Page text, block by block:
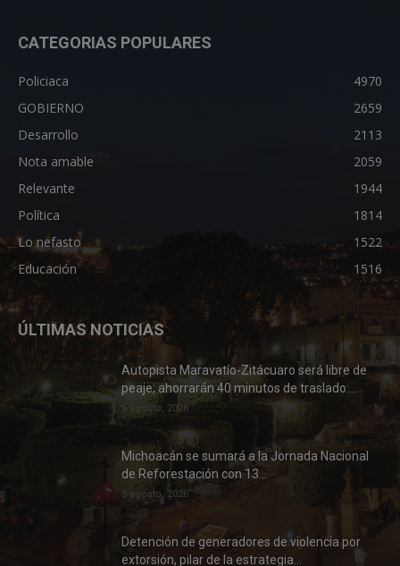
CATEGORIAS POPULARES
Policiaca
4970
GOBIERNO
2659
Desarrollo
2113
Nota amable
2059
Relevante
1944
Política
1814
Lo nefasto
1522
Educación
1516
ÚLTIMAS NOTICIAS
Autopista Maravatío-Zitácuaro será libre de
peaje; ahorrarán 40 minutos de traslado:...
6 agosto, 2026
Michoacán se sumará a la Jornada Nacional
de Reforestación con 13...
5 agosto, 2026
Detención de generadores de violencia por
extorsión, pilar de la estrategia...